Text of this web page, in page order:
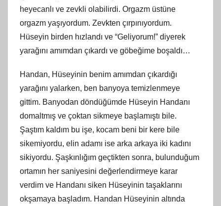
heyecanlı ve zevkli olabilirdi. Orgazm üstüne
orgazm yaşıyordum. Zevkten çırpınıyordum.
Hüseyin birden hızlandı ve “Geliyorum!” diyerek
yarağını amımdan çıkardı ve göbeğime boşaldı…
Handan, Hüseyinin benim amımdan çıkardığı
yarağını yalarken, ben banyoya temizlenmeye
gittim. Banyodan döndüğümde Hüseyin Handanı
domaltmış ve çoktan sikmeye başlamıştı bile.
Şaştım kaldım bu işe, kocam beni bir kere bile
sikemiyordu, elin adamı ise arka arkaya iki kadını
sikiyordu. Şaşkınlığım geçtikten sonra, bulunduğum
ortamın her saniyesini değerlendirmeye karar
verdim ve Handanı siken Hüseyinin taşaklarını
okşamaya başladım. Handan Hüseyinin altında